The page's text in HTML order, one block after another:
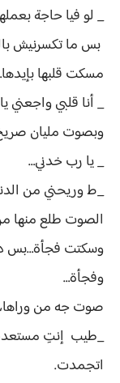
_ لو فيا حاجة
بس ما تكسرنيش
مسكت قلبها
_ أنا قلبي
وبصوت مليان صريخ
_ يا رب خدني…
_ط وريحني من
الصوت طلع منها
وسكتت فجأة…بس
وفجأة…
صوت جه من
_طيب إنتِ
اتجمدت.